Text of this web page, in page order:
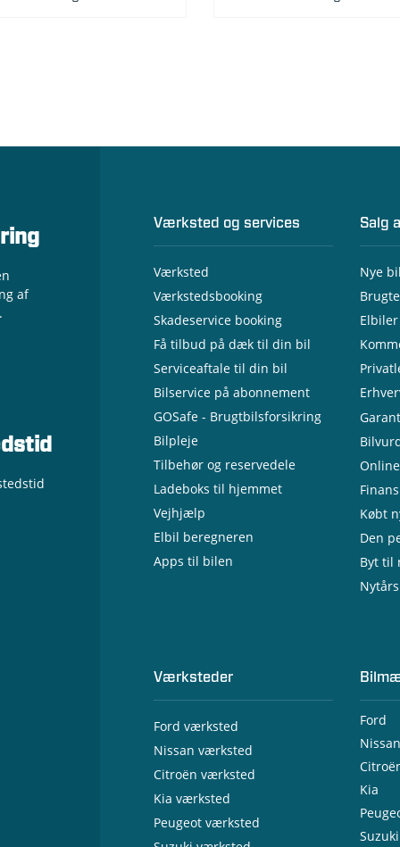
af
Værksted og services
Værksted
Værkstedsbooking
Skadeservice booking
Få tilbud på dæk til din bil
Serviceaftale til din bil
Bilservice på abonnement
GOSafe - Brugtbilsforsikring
Bilpleje
Tilbehør og reservedele
Ladeboks til hjemmet
Vejhjælp
Elbil beregneren
Apps til bilen
Salg
Nye
Elbiler
- Nye
-
-
-
-
-
Købt
Den
Byt til
Værksteder
Ford værksted
Nissan værksted
Citroën værksted
Kia værksted
Peugeot værksted
Ford
- Ford
- Ford
- Ford
-
hybrid
- Ford
Nissan
-
-
-
-
-
-
-
Kia
- Kia
- Kia
-
Suzuki